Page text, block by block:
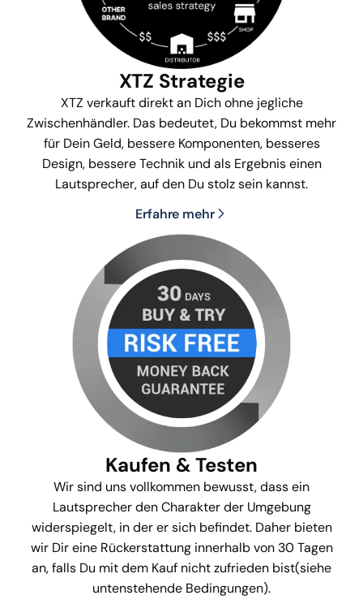
XTZ Strategie
XTZ verkauft direkt an Dich ohne jegliche
Zwischenhändler. Das bedeutet, Du bekommst mehr
für Dein Geld, bessere Komponenten, besseres
Design, bessere Technik und als Ergebnis einen
Lautsprecher, auf den Du stolz sein kannst.
Erfahre mehr
Kaufen & Testen
Wir sind uns vollkommen bewusst, dass ein
Lautsprecher den Charakter der Umgebung
widerspiegelt, in der er sich befindet. Daher bieten
wir Dir eine Rückerstattung innerhalb von 30 Tagen
an, falls Du mit dem Kauf nicht zufrieden bist(siehe
untenstehende Bedingungen).